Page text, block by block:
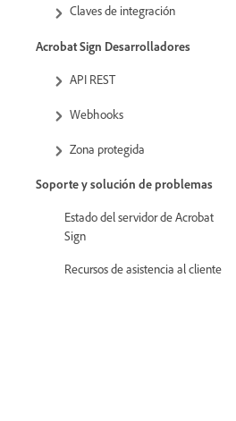
Claves de integración
Acrobat Sign Desarrolladores
API REST
Webhooks
Zona protegida
Soporte y solución de problemas
Estado del servidor de Acrobat
Sign
Recursos de asistencia al cliente